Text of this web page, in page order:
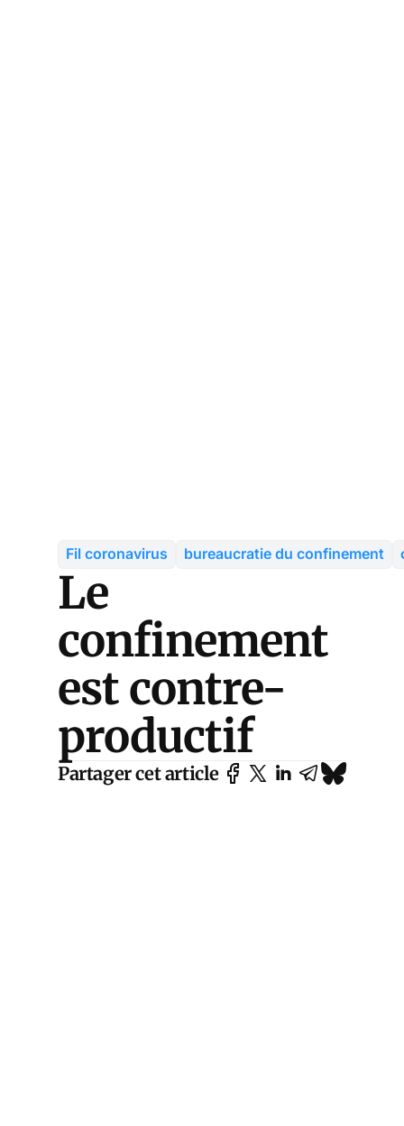
Fil coronavirus bureaucratie du confinement
Le
confinement
est contre-
productif
Partager cet article